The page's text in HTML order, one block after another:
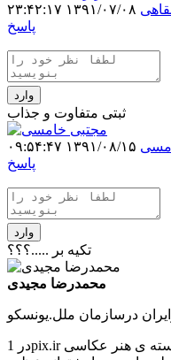
۱۳۹۱/۰۷/۰۸ ۲۳:۴۲:۱۷
پاسخ
وارد
ثبتی متفاوت و جذاب
۱۳۹۱/۰۸/۱۵ ۰۹:۵۴:۴۷
پاسخ
وارد
تکیه بر .....؟؟؟
محمدرضا مجیدی
درسازمان ملل.یونسکو
در 1pix.ir ظرفیتی دیدم که می تواند معرف شایسته ی هنر عکاسی